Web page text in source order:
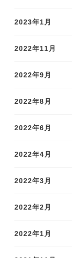
2023年1月
2022年11月
2022年9月
2022年8月
2022年6月
2022年4月
2022年3月
2022年2月
2022年1月